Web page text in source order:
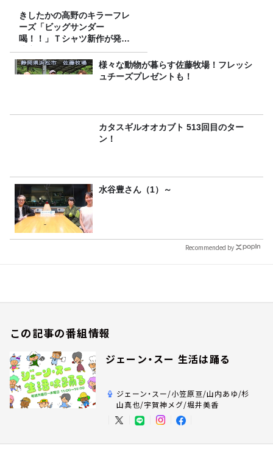
きしたかの高野のキラーフレ
ーズ「ビッグサンダー
喝！！」Ｔシャツ新作が発売
決定！
様々な動物が暮らす佐藤牧場！フレッシ
ュチーズプレゼントも！
カタスギルオオカブト 513回目のター
ン！
水谷豊さん（1）～
Recommended by
この記事の番組情報
ジェーン・スー 生活は踊る
ジェーン・スー/小笠原亘/山内あゆ/杉
山真也/宇賀神メグ/堀井美香